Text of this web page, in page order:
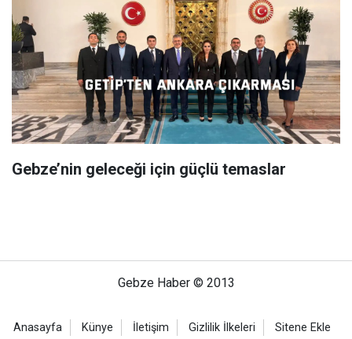
Gebze’nin geleceği için güçlü temaslar
Gebze Haber © 2013
Anasayfa Künye İletişim Gizlilik İlkeleri Sitene Ekle